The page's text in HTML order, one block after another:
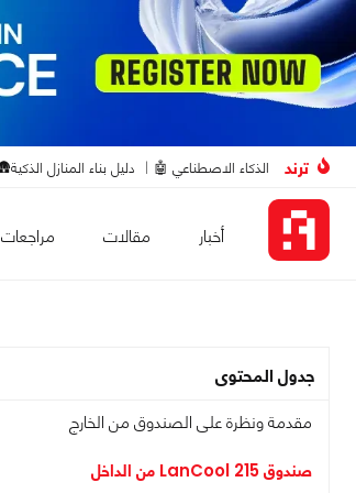
ترند الذكاء الاصطناعي 🤖 دليل بناء المنازل الذكية🛖
أخبار مقالات مراجعات
جدول المحتوى
مقدمة ونظرة على الصندوق من الخارج
صندوق LanCool 215 من الداخل